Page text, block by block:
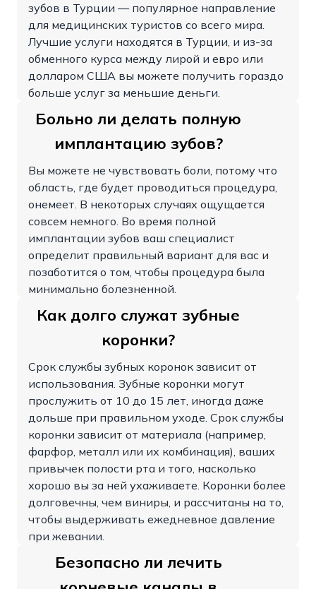
зубов в Турции — популярное направление
для медицинских туристов со всего мира.
Лучшие услуги находятся в Турции, и из-за
обменного курса между лирой и евро или
долларом США вы можете получить гораздо
больше услуг за меньшие деньги.
Больно ли делать полную
имплантацию зубов?
Вы можете не чувствовать боли, потому что
область, где будет проводиться процедура,
онемеет. В некоторых случаях ощущается
совсем немного. Во время полной
имплантации зубов ваш специалист
определит правильный вариант для вас и
позаботится о том, чтобы процедура была
минимально болезненной.
Как долго служат зубные
коронки?
Срок службы зубных коронок зависит от
использования. Зубные коронки могут
прослужить от 10 до 15 лет, иногда даже
дольше при правильном уходе. Срок службы
коронки зависит от материала (например,
фарфор, металл или их комбинация), ваших
привычек полости рта и того, насколько
хорошо вы за ней ухаживаете. Коронки более
долговечны, чем виниры, и рассчитаны на то,
чтобы выдерживать ежедневное давление
при жевании.
Безопасно ли лечить